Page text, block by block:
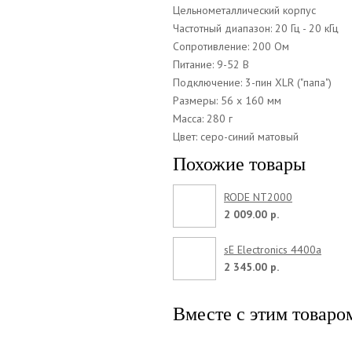
Цельнометаллический корпус
Частотный диапазон: 20 Гц - 20 кГц
Сопротивление: 200 Ом
Питание: 9-52 В
Подключение: 3-пин XLR ("папа")
Размеры: 56 x 160 мм
Масса: 280 г
Цвет: серо-синий матовый
Похожие товары
RODE NT2000
2 009.00 р.
sE Electronics 4400a
2 345.00 р.
Вместе с этим